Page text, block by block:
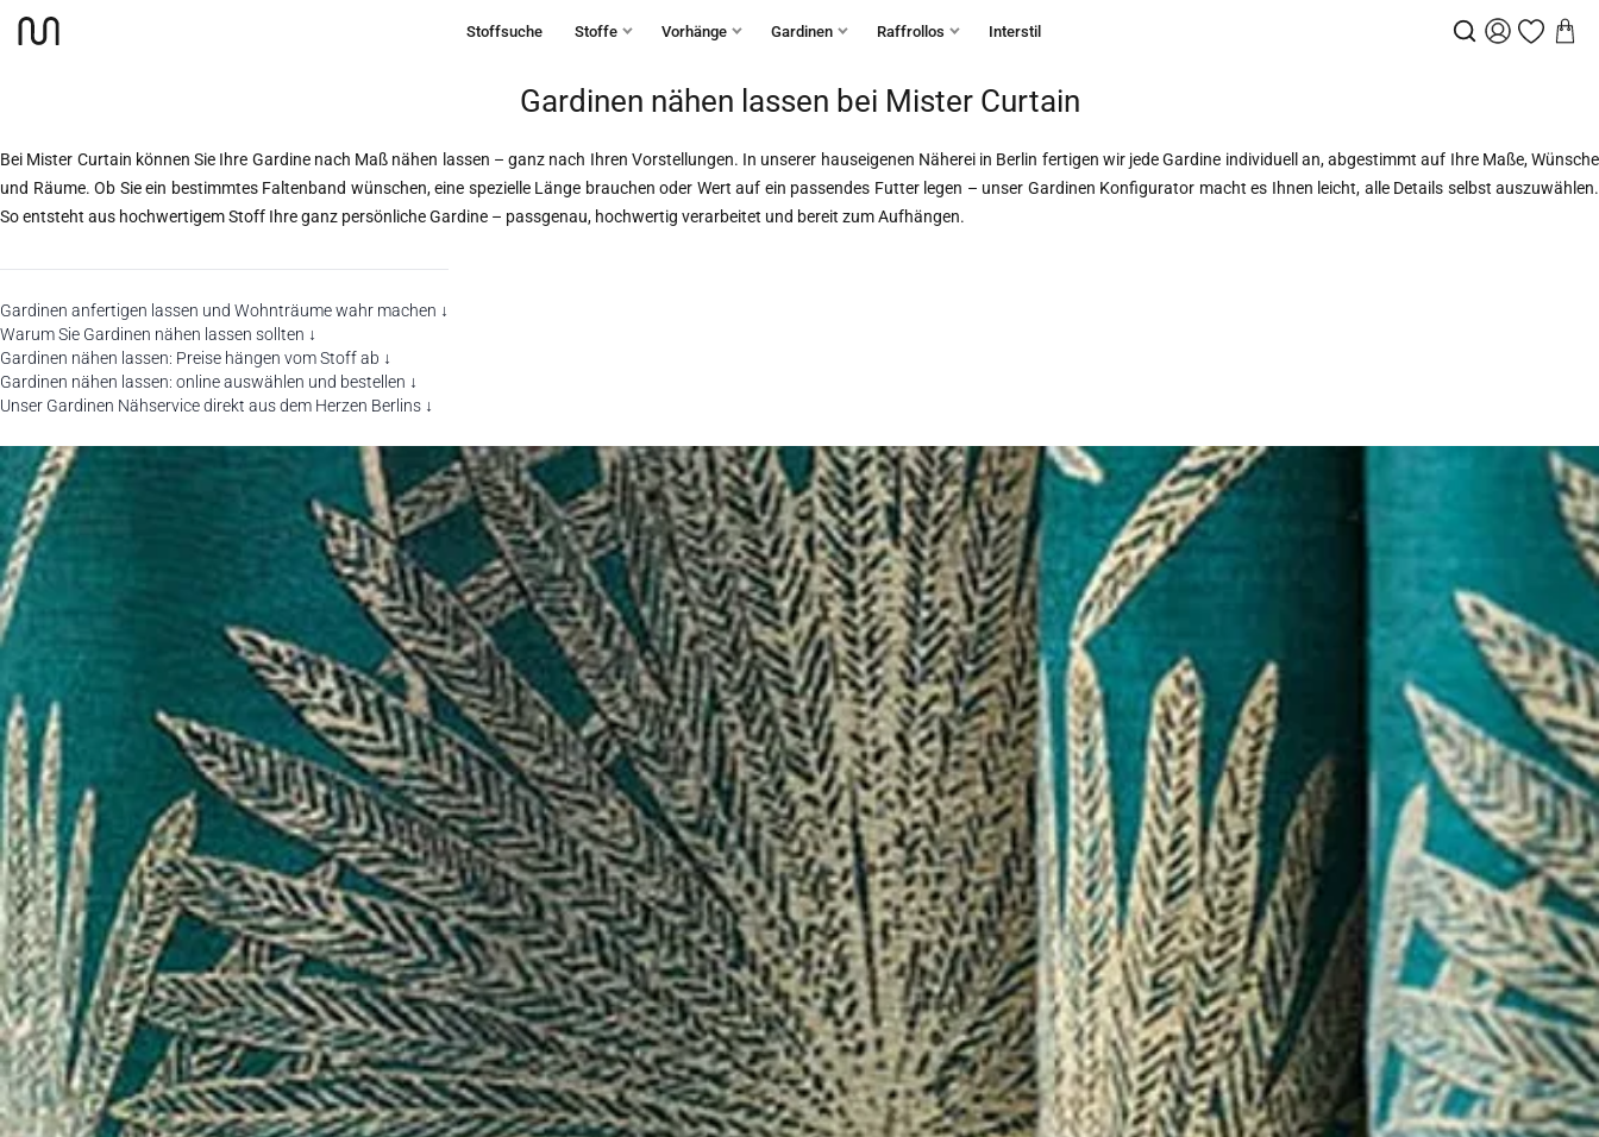
Stoffsuche Stoffe Vorhänge Gardinen Raffrollos Interstil
Startseite
Gardinen
Gardinen nähen lassen bei Mister Curtain
Bei Mister Curtain können Sie Ihre Gardine nach Maß nähen lassen – ganz nach Ihren Vorstellungen. In unserer hauseigenen Näherei in Berlin fertigen wir jede Gardine individuell an, abgestimmt auf Ihre Maße, Wünsche
und Räume. Ob Sie ein bestimmtes Faltenband wünschen, eine spezielle Länge brauchen oder Wert auf ein passendes Futter legen – unser Gardinen Konfigurator macht es Ihnen leicht, alle Details selbst auszuwählen.
So entsteht aus hochwertigem Stoff Ihre ganz persönliche Gardine – passgenau, hochwertig verarbeitet und bereit zum Aufhängen.
Gardinen anfertigen lassen und Wohnträume wahr machen ↓
Warum Sie Gardinen nähen lassen sollten ↓
Gardinen nähen lassen: Preise hängen vom Stoff ab ↓
Gardinen nähen lassen: online auswählen und bestellen ↓
Unser Gardinen Nähservice direkt aus dem Herzen Berlins ↓